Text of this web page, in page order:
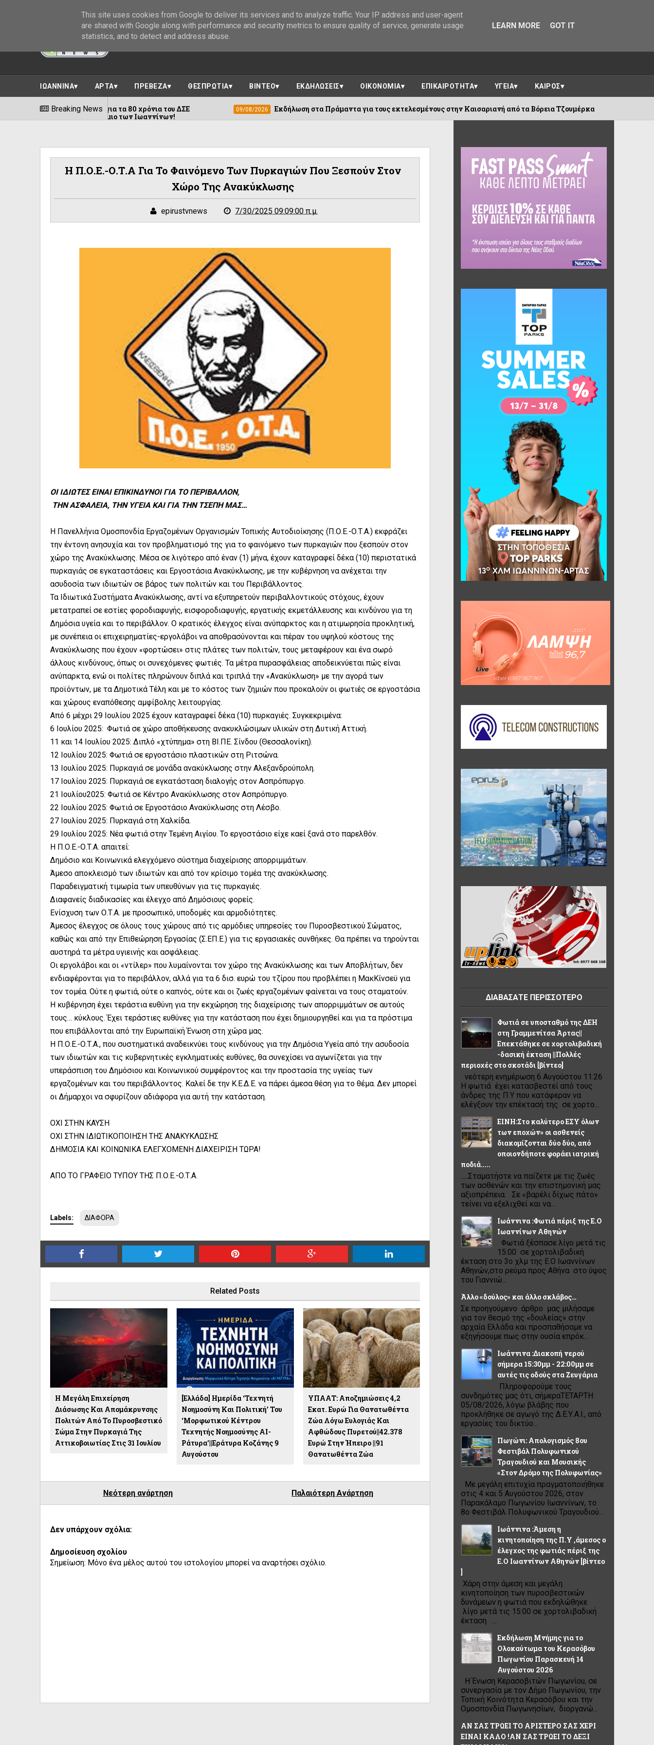
ΙΩΑΝΝΙΝΑ ΑΡΤΑ ΠΡΕΒΕΖΑ ΘΕΣΠΡΩΤΙΑ ΒΙΝΤΕΟ ΕΚΔΗΛΩΣΕΙΣ ΟΙΚΟΝΟΜΙΑ ΕΠΙΚΑΙΡΟΤΗΤΑ ΥΓΕΙΑ ΚΑΙΡΟΣ
Breaking News
Γράμμο για τα 80 χρόνια του ΔΣΕ 09/08/2026 Εκδήλωση στα Πράμαντα για τους εκτελεσμένους στην Καισαριανή από τα Βόρεια Τζουμέρκα 09/08/2026
Αεροδρόμιο των Ιωαννίνων!
Η Π.Ο.Ε.-Ο.Τ.Α Για Το Φαινόμενο Των Πυρκαγιών Που Ξεσπούν Στον
Χώρο Της Ανακύκλωσης
epirustvnews 7/30/2025 09:09:00 π.μ.
ΟΙ ΙΔΙΩΤΕΣ ΕΙΝΑΙ ΕΠΙΚΙΝΔΥΝΟΙ ΓΙΑ ΤΟ ΠΕΡΙΒΑΛΛΟΝ,
ΤΗΝ ΑΣΦΑΛΕΙΑ, ΤΗΝ ΥΓΕΙΑ ΚΑΙ ΓΙΑ ΤΗΝ ΤΣΕΠΗ ΜΑΣ…
Η Πανελλήνια Ομοσπονδία Εργαζομένων Οργανισμών Τοπικής Αυτοδιοίκησης (Π.Ο.Ε.-Ο.Τ.Α.) εκφράζει
την έντονη ανησυχία και τον προβληματισμό της για το φαινόμενο των πυρκαγιών που ξεσπούν στον
χώρο της Ανακύκλωσης. Μέσα σε λιγότερο από έναν (1) μήνα, έχουν καταγραφεί δέκα (10) περιστατικά
πυρκαγιάς σε εγκαταστάσεις και Εργοστάσια Ανακύκλωσης, με την κυβέρνηση να ανέχεται την
ασυδοσία των ιδιωτών σε βάρος των πολιτών και του Περιβάλλοντος.
Τα Ιδιωτικά Συστήματα Ανακύκλωσης, αντί να εξυπηρετούν περιβαλλοντικούς στόχους, έχουν
μετατραπεί σε εστίες φοροδιαφυγής, εισφοροδιαφυγής, εργατικής εκμετάλλευσης και κινδύνου για τη
Δημόσια υγεία και το περιβάλλον. Ο κρατικός έλεγχος είναι ανύπαρκτος και η ατιμωρησία προκλητική,
με συνέπεια οι επιχειρηματίες-εργολάβοι να αποθρασύνονται και πέραν του υψηλού κόστους της
Ανακύκλωσης που έχουν «φορτώσει» στις πλάτες των πολιτών, τους μεταφέρουν και ένα σωρό
άλλους κινδύνους, όπως οι συνεχόμενες φωτιές. Τα μέτρα πυρασφάλειας αποδεικνύεται πώς είναι
ανύπαρκτα, ενώ οι πολίτες πληρώνουν διπλά και τριπλά την «Ανακύκλωση» με την αγορά των
προϊόντων, με τα Δημοτικά Τέλη και με το κόστος των ζημιών που προκαλούν οι φωτιές σε εργοστάσια
και χώρους εναπόθεσης αμφίβολης λειτουργίας.
Από 6 μέχρι 29 Ιουλίου 2025 έχουν καταγραφεί δέκα (10) πυρκαγιές. Συγκεκριμένα:
6 Ιουλίου 2025: Φωτιά σε χώρο αποθήκευσης ανακυκλώσιμων υλικών στη Δυτική Αττική.
11 και 14 Ιουλίου 2025: Διπλό «χτύπημα» στη ΒΙ.ΠΕ. Σίνδου (Θεσσαλονίκη).
12 Ιουλίου 2025: Φωτιά σε εργοστάσιο πλαστικών στη Ριτσώνα.
13 Ιουλίου 2025: Πυρκαγιά σε μονάδα ανακύκλωσης στην Αλεξανδρούπολη.
17 Ιουλίου 2025: Πυρκαγιά σε εγκατάσταση διαλογής στον Ασπρόπυργο.
21 Ιουλίου2025: Φωτιά σε Κέντρο Ανακύκλωσης στον Ασπρόπυργο.
22 Ιουλίου 2025: Φωτιά σε Εργοστάσιο Ανακύκλωσης στη Λέσβο.
27 Ιουλίου 2025: Πυρκαγιά στη Χαλκίδα.
29 Ιουλίου 2025: Νέα φωτιά στην Τεμένη Αιγίου. Το εργοστάσιο είχε καεί ξανά στο παρελθόν.
Η Π.Ο.Ε.-Ο.Τ.Α. απαιτεί:
Δημόσιο και Κοινωνικά ελεγχόμενο σύστημα διαχείρισης απορριμμάτων.
Άμεσο αποκλεισμό των ιδιωτών και από τον κρίσιμο τομέα της ανακύκλωσης.
Παραδειγματική τιμωρία των υπευθύνων για τις πυρκαγιές.
Διαφανείς διαδικασίες και έλεγχο από Δημόσιους φορείς.
Ενίσχυση των Ο.Τ.Α. με προσωπικό, υποδομές και αρμοδιότητες.
Άμεσος έλεγχος σε όλους τους χώρους από τις αρμόδιες υπηρεσίες του Πυροσβεστικού Σώματος,
καθώς και από την Επιθεώρηση Εργασίας (Σ.ΕΠ.Ε.) για τις εργασιακές συνθήκες. Θα πρέπει να τηρούνται
αυστηρά τα μέτρα υγιεινής και ασφάλειας.
Οι εργολάβοι και οι «ντίλερ» που λυμαίνονται τον χώρο της Ανακύκλωσης και των Αποβλήτων, δεν
ενδιαφέρονται για το περιβάλλον, αλλά για τα 6 δισ. ευρώ του τζίρου που προβλέπει η ΜακΚίνσεϋ για
τον τομέα. Ούτε η φωτιά, ούτε ο καπνός, ούτε και οι ζωές εργαζομένων φαίνεται να τους σταματούν.
Η κυβέρνηση έχει τεράστια ευθύνη για την εκχώρηση της διαχείρισης των απορριμμάτων σε αυτούς
τους… κύκλους. Έχει τεράστιες ευθύνες για την κατάσταση που έχει δημιουργηθεί και για τα πρόστιμα
που επιβάλλονται από την Ευρωπαϊκή Ένωση στη χώρα μας.
Η Π.Ο.Ε.-Ο.Τ.Α., που συστηματικά αναδεικνύει τους κινδύνους για την Δημόσια Υγεία από την ασυδοσία
των ιδιωτών και τις κυβερνητικές εγκληματικές ευθύνες, θα συνεχίσει να αγωνίζεται για την
υπεράσπιση του Δημόσιου και Κοινωνικού συμφέροντος και την προστασία της υγείας των
εργαζομένων και του περιβάλλοντος. Καλεί δε την Κ.Ε.Δ.Ε. να πάρει άμεσα θέση για το θέμα. Δεν μπορεί
οι Δήμαρχοι να σφυρίζουν αδιάφορα για αυτή την κατάσταση.
ΟΧΙ ΣΤΗΝ ΚΑΥΣΗ
ΟΧΙ ΣΤΗΝ ΙΔΙΩΤΙΚΟΠΟΙΗΣΗ ΤΗΣ ΑΝΑΚΥΚΛΩΣΗΣ
ΔΗΜΟΣΙΑ ΚΑΙ ΚΟΙΝΩΝΙΚΑ ΕΛΕΓΧΟΜΕΝΗ ΔΙΑΧΕΙΡΙΣΗ ΤΩΡΑ!
ΑΠΟ ΤΟ ΓΡΑΦΕΙΟ ΤΥΠΟΥ ΤΗΣ Π.Ο.Ε.-Ο.Τ.Α.
Labels: ΔΙΑΦΟΡΑ
Related Posts
Η Μεγάλη Επιχείρηση
Διάσωσης Και Απομάκρυνσης
Πολιτών Από Το Πυροσβεστικό
Σώμα Στην Πυρκαγιά Της
Αττικοβοιωτίας Στις 31 Ιουλίου
[Ελλάδα] Ημερίδα ‘Τεχνητή
Νοημοσύνη Και Πολιτική’ Του
‘Μορφωτικού Κέντρου
Τεχνητής Νοημοσύνης ΑΙ-
Ράτυρα’||Εράτυρα Κοζάνης 9
Αυγούστου
ΥΠΑΑΤ: Αποζημιώσεις 4,2
Εκατ. Ευρώ Για Θανατωθέντα
Ζώα Λόγω Ευλογιάς Και
Αφθώδους Πυρετού||42.378
Ευρώ Στην Ήπειρο ||91
Θανατωθέντα Ζώα
Νεότερη ανάρτηση Παλαιότερη Ανάρτηση
Δεν υπάρχουν σχόλια:
Δημοσίευση σχολίου
Σημείωση: Μόνο ένα μέλος αυτού του ιστολογίου μπορεί να αναρτήσει σχόλιο.
ΔΙΑΒΑΣΑΤΕ ΠΕΡΙΣΣΟΤΕΡΟ
Φωτιά σε υποσταθμό της ΔΕΗ
στη Γραμμενίτσα Άρτας||
Επεκτάθηκε σε χορτολιβαδική
-δασική έκταση ||Πολλές
περιοχές στο σκοτάδι [βίντεο]
νεότερη ενημέρωση 6 Αυγούστου 11:26
Η φωτιά έχει κατασβεστεί από τους
άνδρες της Π.Υ που κατάφεραν να
ελέγξουν την επέκτασή της σε χορτο...
ΕΙΝΗ:Στο καλύτερο ΕΣΥ όλων
των εποχών» οι ασθενείς
διακομίζονται δύο δύο, από
οποιονδήποτε φοράει ιατρική
ποδιά.....
.....Σταματήστε να παίζετε με τις ζωές
των ασθενών και την επιστημονική μας
αξιοπρέπεια. Σε «βαρέλι δίχως πάτο»
τείνει να εξελιχθεί και να...
Ιωάννινα :Φωτιά πέριξ της Ε.Ο
Ιωαννίνων Αθηνών
Φωτιά ξέσπασε λίγο μετά τις
15:00 σε χορτολιβαδική
έκταση στο 3ο χλμ της Ε.Ο Ιωαννίνων
Αθηνών,στο ρεύμα προς Αθήνα στο ύψος
του Γιαννιώ...
Άλλο «δούλος» και άλλο σκλάβος…
Σε προηγούμενο άρθρο μας μιλήσαμε
για τον θεσμό της «δουλείας» στην
αρχαία Ελλάδα και προσπαθήσαμε να
εξηγήσουμε πως στην ουσία επρόκ...
Ιωάννινα :Διακοπή νερού
σήμερα 15:30μμ - 22:00μμ σε
αυτές τις οδούς στα Ζευγάρια
Πληροφορούμε τους
συνδημότες μας ότι, σήμεραΤΕΤΑΡΤΗ
05/08/2026, λόγω βλάβης που
προκλήθηκε σε αγωγό της Δ.Ε.Υ.Α.Ι., από
εργασίες του δικτύο...
Πωγώνι: Απολογισμός 8ου
Φεστιβάλ Πολυφωνικού
Τραγουδιού και Μουσικής
«Στον Δρόμο της Πολυφωνίας»
Με μεγάλη επιτυχία πραγματοποιήθηκε
στις 4 και 5 Αυγούστου 2026, στον
Παρακάλαμο Πωγωνίου Ιωαννίνων, το
8ο Φεστιβάλ Πολυφωνικού Τραγουδιού...
Ιωάννινα :Άμεση η
κινητοποίηση της Π.Υ ,άμεσος ο
έλεγχος της φωτιάς πέριξ της
Ε.Ο Ιωαννίνων Αθηνών [βίντεο
]
Χάρη στην άμεση και μεγάλη
κινητοποίηση των πυροσβεστικών
δυνάμεων η φωτιά που εκδηλώθηκε
λίγο μετά τις 15:00 σε χορτολιβαδική
έκταση ...
Εκδήλωση Μνήμης για το
Ολοκαύτωμα του Κερασόβου
Πωγωνίου Παρασκευή 14
Αυγούστου 2026
Η Ένωση Κερασοβιτών Πωγωνίου, σε
συνεργασία με τον Δήμο Πωγωνίου, την
Τοπική Κοινότητα Κερασόβου και την
Ομοσπονδία Πωγωνησίων, διοργανώ...
ΑΝ ΣΑΣ ΤΡΩΕΙ ΤΟ ΑΡΙΣΤΕΡΟ ΣΑΣ ΧΕΡΙ
ΕΙΝΑΙ ΚΑΛΟ !ΑΝ ΣΑΣ ΤΡΩΕΙ ΤΟ ΔΕΞΙ
This site uses cookies from Google to deliver its services and to analyze traffic. Your IP address and user-agent
are shared with Google along with performance and security metrics to ensure quality of service, generate usage
statistics, and to detect and address abuse.
LEARN MORE GOT IT